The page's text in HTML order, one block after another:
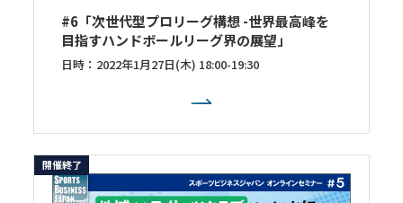
#6「次世代型プロリーグ構想 -世界最高峰を
目指すハンドボールリーグ界の展望」
日時：2022年1月27日(木) 18:00-19:30
開催終了